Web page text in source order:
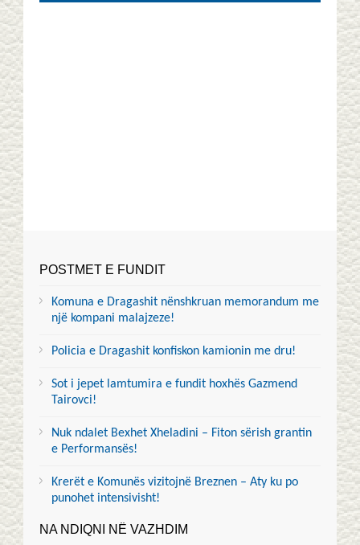
POSTMET E FUNDIT
Komuna e Dragashit nënshkruan memorandum me
një kompani malajzeze!
Policia e Dragashit konfiskon kamionin me dru!
Sot i jepet lamtumira e fundit hoxhës Gazmend
Tairovci!
Nuk ndalet Bexhet Xheladini – Fiton sërish grantin
e Performansës!
Krerët e Komunës vizitojnë Breznen – Aty ku po
punohet intensivisht!
NA NDIQNI NË VAZHDIM